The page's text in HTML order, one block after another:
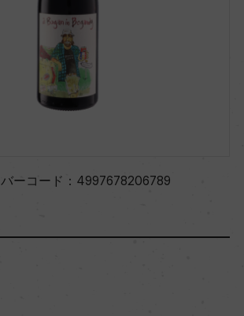
バーコード： 4997678206789